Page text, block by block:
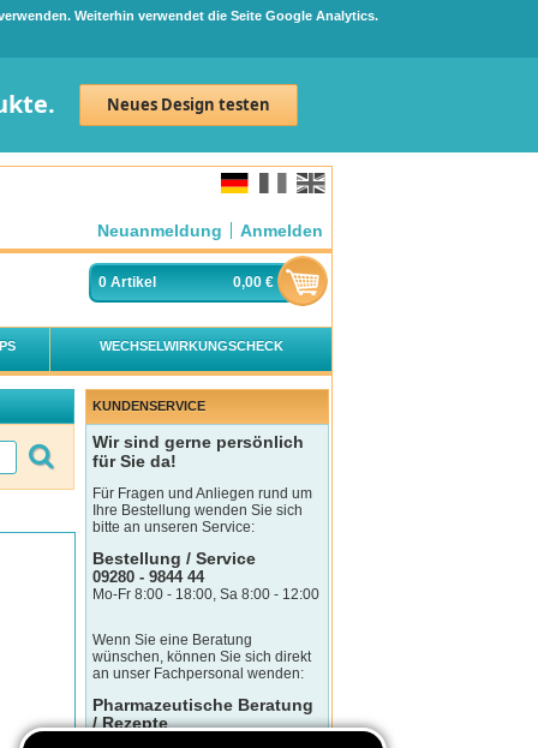
Weiterhin verwendet die Seite Google Analytics.
Neues Design testen
Neuanmeldung Anmelden
0 Artikel 0,00 €
WECHSELWIRKUNGSCHECK
KUNDENSERVICE
Wir sind gerne persönlich
für Sie da!
Für Fragen und Anliegen rund um
Ihre Bestellung wenden Sie sich
bitte an unseren Service:
Bestellung / Service
09280 - 9844 44
Mo-Fr 8:00 - 18:00, Sa 8:00 - 12:00
Wenn Sie eine Beratung
wünschen, können Sie sich direkt
an unser Fachpersonal wenden:
Pharmazeutische Beratung
/ Rezepte